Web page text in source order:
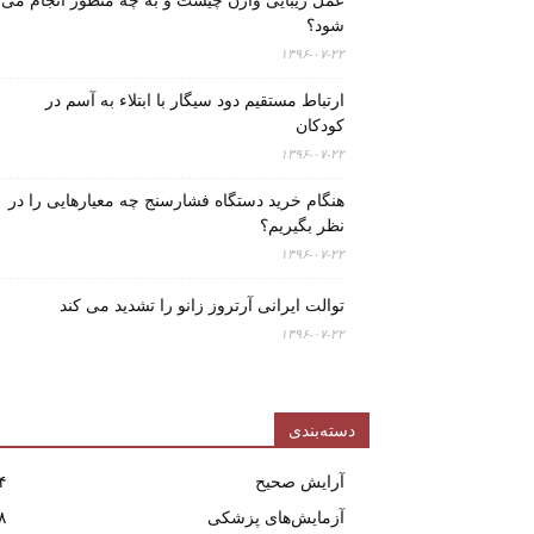
شود؟
۱۳۹۶-۰۷-۲۲
ارتباط مستقیم دود سیگار با ابتلاء به آسم در
کودکان
۱۳۹۶-۰۷-۲۲
هنگام خرید دستگاه فشارسنج چه معیارهایی را در
نظر بگیریم؟
۱۳۹۶-۰۷-۲۲
توالت ایرانی آرتروز زانو را تشدید می کند
۱۳۹۶-۰۷-۲۲
دسته‌بندی
آرایش صحیح
آزمایش‌های پزشکی